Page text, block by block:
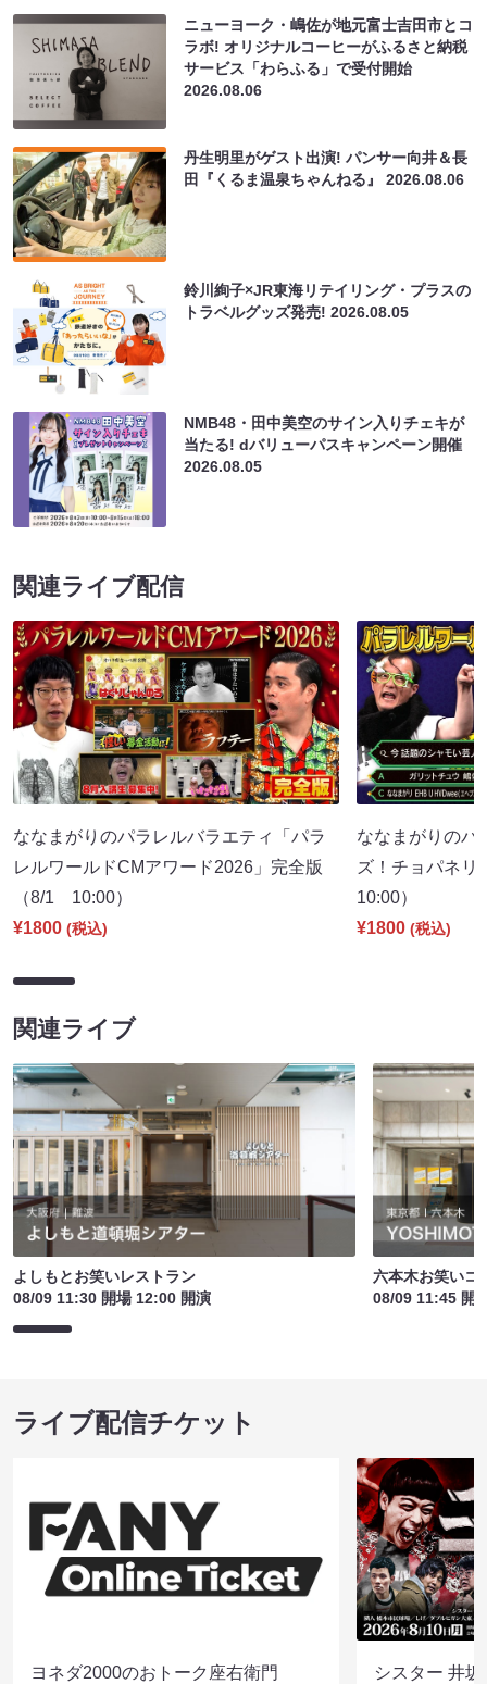
ニューヨーク・嶋佐が地元富士吉田市とコ
ラボ! オリジナルコーヒーがふるさと納税
サービス「わらふる」で受付開始
2026.08.06
丹生明里がゲスト出演! パンサー向井＆長
田『くるま温泉ちゃんねる』2026.08.06
鈴川絢子×JR東海リテイリング・プラスの
トラベルグッズ発売!2026.08.05
NMB48・田中美空のサイン入りチェキが
当たる! dバリューパスキャンペーン開催
2026.08.05
関連ライブ配信
ななまがりのパラレルバラエティ「パラ
レルワールドCMアワード2026」完全版
（8/1 10:00）
¥1800 (税込)
ななまがりのパ
ズ！チョパネ
10:00）
¥1800 (税込)
関連ライブ
よしもとお笑いレストラン
08/09 11:30 開場 12:00 開演
六本木お笑いコ
08/09 11:45 開
ライブ配信チケット
ヨネダ2000のおトーク座右衛門
シスター 井